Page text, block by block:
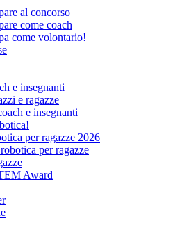
al concorso
come coach
come volontario!
e insegnanti
e ragazze
e insegnanti
per ragazze 2026
per ragazze
Award